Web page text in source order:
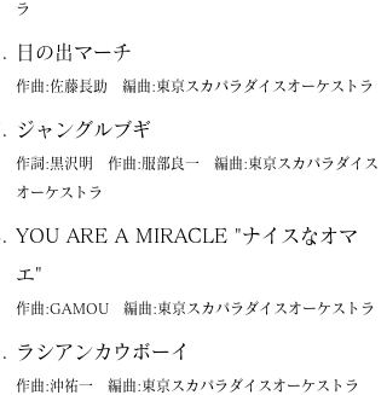
ラ
日の出マーチ
作曲:佐藤長助 編曲:東京スカパラダイスオーケストラ
ジャングルブギ
作詞:黒沢明 作曲:服部良一 編曲:東京スカパラダイス
オーケストラ
YOU ARE A MIRACLE "ナイスなオマ
エ"
作曲:GAMOU 編曲:東京スカパラダイスオーケストラ
ラシアンカウボーイ
作曲:沖祐一 編曲:東京スカパラダイスオーケストラ